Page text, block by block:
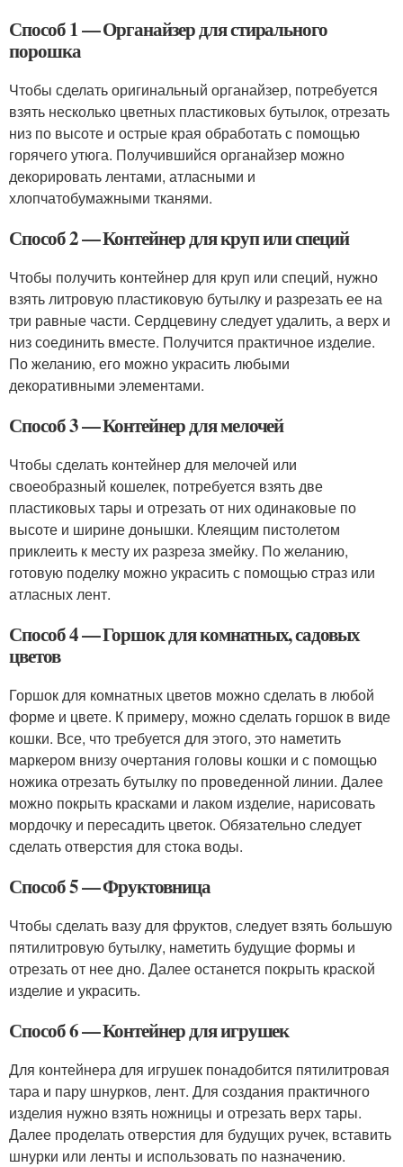
Способ 1 — Органайзер для стирального
порошка
Чтобы сделать оригинальный органайзер, потребуется
взять несколько цветных пластиковых бутылок, отрезать
низ по высоте и острые края обработать с помощью
горячего утюга. Получившийся органайзер можно
декорировать лентами, атласными и
хлопчатобумажными тканями.
Способ 2 — Контейнер для круп или специй
Чтобы получить контейнер для круп или специй, нужно
взять литровую пластиковую бутылку и разрезать ее на
три равные части. Сердцевину следует удалить, а верх и
низ соединить вместе. Получится практичное изделие.
По желанию, его можно украсить любыми
декоративными элементами.
Способ 3 — Контейнер для мелочей
Чтобы сделать контейнер для мелочей или
своеобразный кошелек, потребуется взять две
пластиковых тары и отрезать от них одинаковые по
высоте и ширине донышки. Клеящим пистолетом
приклеить к месту их разреза змейку. По желанию,
готовую поделку можно украсить с помощью страз или
атласных лент.
Способ 4 — Горшок для комнатных, садовых
цветов
Горшок для комнатных цветов можно сделать в любой
форме и цвете. К примеру, можно сделать горшок в виде
кошки. Все, что требуется для этого, это наметить
маркером внизу очертания головы кошки и с помощью
ножика отрезать бутылку по проведенной линии. Далее
можно покрыть красками и лаком изделие, нарисовать
мордочку и пересадить цветок. Обязательно следует
сделать отверстия для стока воды.
Способ 5 — Фруктовница
Чтобы сделать вазу для фруктов, следует взять большую
пятилитровую бутылку, наметить будущие формы и
отрезать от нее дно. Далее останется покрыть краской
изделие и украсить.
Способ 6 — Контейнер для игрушек
Для контейнера для игрушек понадобится пятилитровая
тара и пару шнурков, лент. Для создания практичного
изделия нужно взять ножницы и отрезать верх тары.
Далее проделать отверстия для будущих ручек, вставить
шнурки или ленты и использовать по назначению.